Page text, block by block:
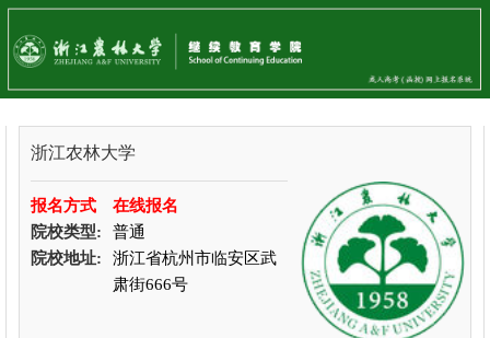
浙江农林大学
报名方式
在线报名
院校类型:
普通
院校地址:
浙江省杭州市临安区武
肃街666号